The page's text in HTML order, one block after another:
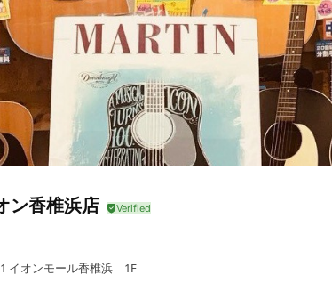
ン香椎浜店
イオンモール香椎浜 1F